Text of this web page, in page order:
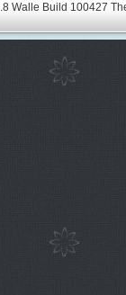
Walle Build 100427